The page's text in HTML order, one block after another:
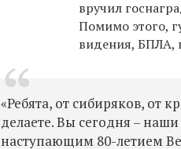
вручил
Помимо этого,
видения, БПЛА,
«Ребята, от сибиряков, от
делаете. Вы сегодня –
наступающим 80-летием